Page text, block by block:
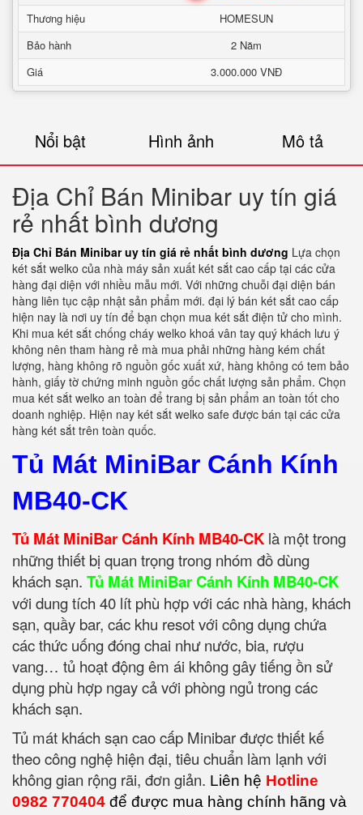
Thương hiệu
HOMESUN
Bảo hành
2 Năm
Giá
3.000.000 VNĐ
Nổi bật Hình ảnh Mô tả
Địa Chỉ Bán Minibar uy tín giá
rẻ nhất bình dương
Địa Chỉ Bán Minibar uy tín giá rẻ nhất bình dương Lựa chọn
két sắt welko của nhà máy sản xuất két sắt cao cấp tại các cửa
hàng đại diện với nhiều mẫu mới. Với những chuỗi đại diện bán
hàng liên tục cập nhật sản phẩm mới. đại lý bán két sắt cao cấp
hiện nay là nơi uy tín để bạn chọn mua két sắt điện tử cho mình.
Khi mua két sắt chống cháy welko khoá vân tay quý khách lưu ý
không nên tham hàng rẻ mà mua phải những hàng kém chất
lượng, hàng không rõ nguồn gốc xuất xứ, hàng không có tem bảo
hành, giấy tờ chứng minh nguồn gốc chất lượng sản phẩm. Chọn
mua két sắt welko an toàn để trang bị sản phẩm an toàn tốt cho
doanh nghiệp. Hiện nay két sắt welko safe được bán tại các cửa
hàng két sắt trên toàn quốc.
Tủ Mát MiniBar Cánh Kính
MB40-CK
Tủ Mát MiniBar Cánh Kính MB40-CK là một trong
những thiết bị quan trọng trong nhóm đồ dùng
khách sạn. Tủ Mát MiniBar Cánh Kính MB40-CK
với dung tích 40 lít phù hợp với các nhà hàng, khách
sạn, quầy bar, các khu resot với công dụng chứa
các thức uống đóng chai như nước, bia, rượu
vang… tủ hoạt động êm ái không gây tiếng ồn sử
dụng phù hợp ngay cả với phòng ngủ trong các
khách sạn.
Tủ mát khách sạn cao cấp Minibar được thiết kế
theo công nghệ hiện đại, tiêu chuẩn làm lạnh với
không gian rộng rãi, đơn giản. Liên hệ Hotline
0982 770404 để được mua hàng chính hãng và